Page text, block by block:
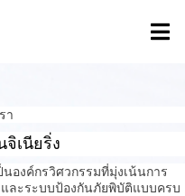
า
เนียริ่ง
นองค์กรวิศวกรรมที่มุ่งเน้นการ
ะระบบป้องกันภัยพิบัติแบบครบ